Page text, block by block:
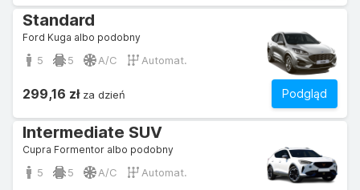
Standard
Ford Kuga albo podobny
5 5 A/C Automat.
Podgląd
299,16 złza dzień
Intermediate SUV
Cupra Formentor albo podobny
5 5 A/C Automat.